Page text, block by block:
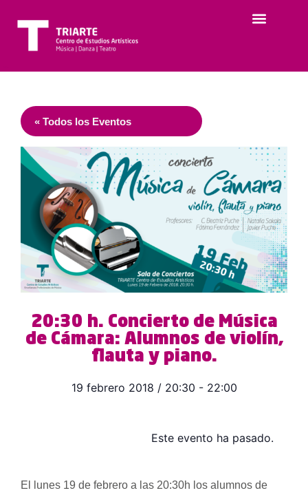
« Todos los Eventos
20:30 h. Concierto de Música
de Cámara: Alumnos de violín,
flauta y piano.
19 febrero 2018 / 20:30 - 22:00
Este evento ha pasado.
El lunes 19 de febrero a las 20:30h los alumnos de